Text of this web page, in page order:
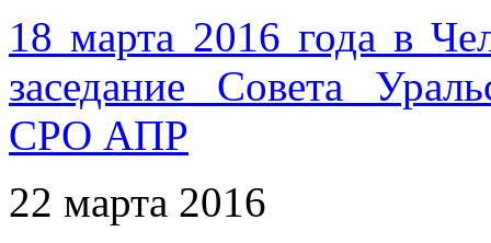
18 марта 2016 года в
заседание Совета
СРО АПР
22 марта 2016